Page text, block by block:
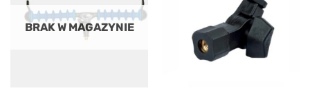
BRAK W MAGAZYNIE